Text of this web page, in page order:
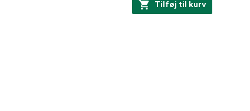
Tilføj til kurv